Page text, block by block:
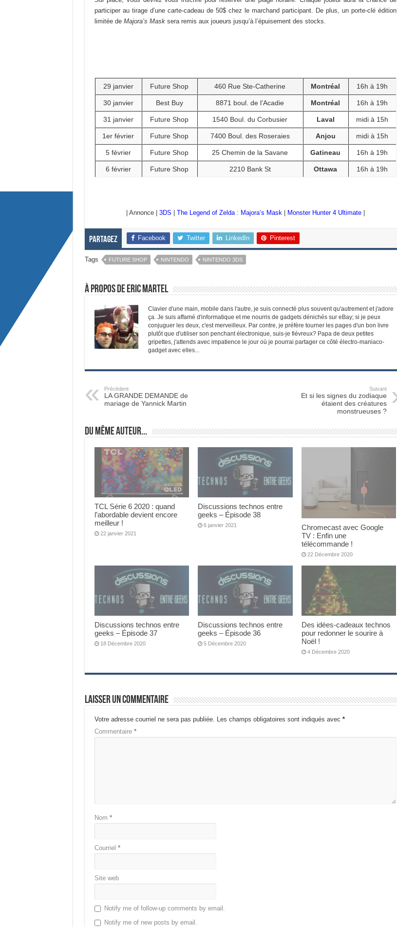
participer au tirage d’une carte-cadeau de 50$ chez le marchand participant. De plus, un porte-clé édition
limitée de Majora’s Masksera remis aux joueurs jusqu’à l’épuisement des stocks.
29 janvier Future Shop 460 Rue Ste-Catherine Montréal 16h à 19h
30 janvier Best Buy 8871 boul. de l’Acadie Montréal 16h à 19h
31 janvier Future Shop 1540 Boul. du Corbusier Laval midi à 15h
1er février Future Shop 7400 Boul. des Roseraies Anjou midi à 15h
5 février Future Shop 25 Chemin de la Savane Gatineau 16h à 19h
6 février Future Shop 2210 Bank St Ottawa 16h à 19h
| Annonce | 3DS The Legend of Zelda : Majora’s Mask Monster Hunter 4 Ultimate|
Partagez Facebook Twitter LinkedIn Pinterest
Tags FUTURE SHOP NINTENDO NINTENDO 3DS
À propos de Eric Martel
Clavier d'une main, mobile dans l'autre, je suis connecté plus souvent qu'autrement et j'adore
ça. Je suis affamé d'informatique et me nourris de gadgets dénichés sur eBay; si je peux
conjuguer les deux, c'est merveilleux. Par contre, je préfère tourner les pages d'un bon livre
plutôt que d'utiliser son penchant électronique, suis-je fiévreux? Papa de deux petites
gripettes, j'attends avec impatience le jour où je pourrai partager ce côté électro-maniaco-
gadget avec elles...
Précédent
LA GRANDE DEMANDE de
mariage de Yannick Martin
Suivant
Et si les signes du zodiaque
étaient des créatures
monstrueuses ?
Du même auteur...
TCL Série 6 2020 : quand
l’abordable devient encore
meilleur !
22 janvier 2021
Discussions technos entre
geeks – Épisode 38
6 janvier 2021
Chromecast avec Google
TV : Enfin une
télécommande !
22 Décembre 2020
Discussions technos entre
geeks – Épisode 37
18 Décembre 2020
Discussions technos entre
geeks – Épisode 36
5 Décembre 2020
Des idées-cadeaux technos
pour redonner le sourire à
Noël !
4 Décembre 2020
Laisser un commentaire
Votre adresse courriel ne sera pas publiée. Les champs obligatoires sont indiqués avec *
Commentaire *
Nom *
Courriel *
Site web
Notify me of follow-up comments by email.
Notify me of new posts by email.